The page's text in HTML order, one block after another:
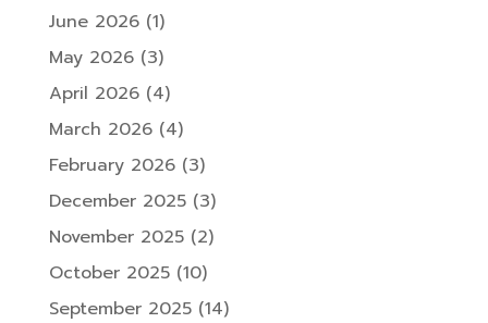
June 2026(1)
May 2026(3)
April 2026(4)
March 2026(4)
February 2026(3)
December 2025(3)
November 2025(2)
October 2025(10)
September 2025(14)